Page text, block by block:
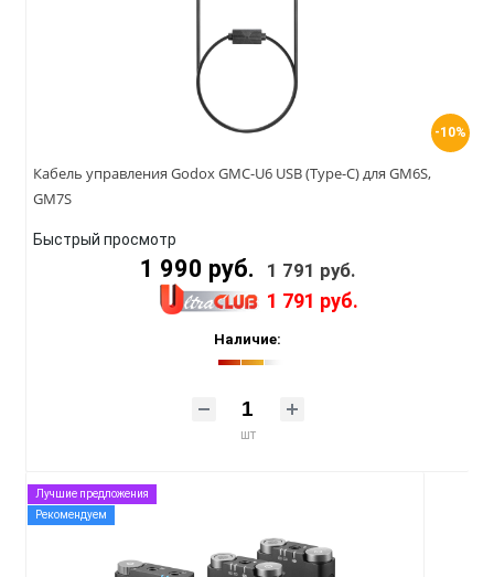
-10%
Кабель управления Godox GMC-U6 USB (Type-C) для GM6S,
GM7S
Быстрый просмотр
1 990 руб. 1 791 руб.
1 791 руб.
Наличие:
шт
Лучшие предложения
Рекомендуем